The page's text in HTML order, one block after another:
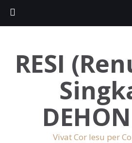
RESI
Vivat Cor Iesu per